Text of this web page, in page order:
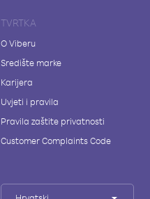
TVRTKA
O Viberu
Središte marke
Karijera
Uvjeti i pravila
Pravila zaštite privatnosti
Customer Complaints Code